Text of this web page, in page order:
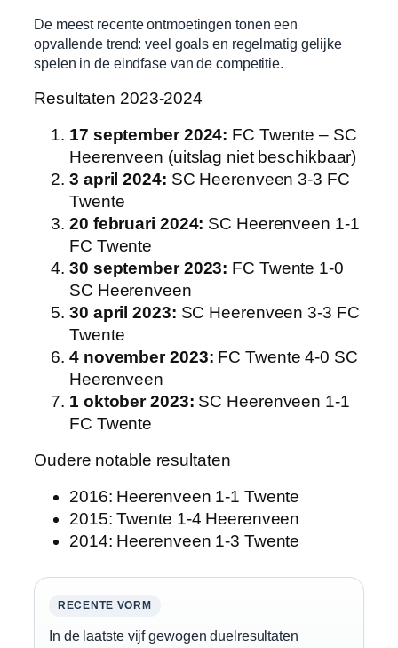
De meest recente ontmoetingen tonen een
opvallende trend: veel goals en regelmatig gelijke
spelen in de eindfase van de competitie.
Resultaten 2023-2024
17 september 2024: FC Twente – SC
Heerenveen (uitslag niet beschikbaar)
3 april 2024: SC Heerenveen 3-3 FC
Twente
20 februari 2024: SC Heerenveen 1-1
FC Twente
30 september 2023: FC Twente 1-0
SC Heerenveen
30 april 2023: SC Heerenveen 3-3 FC
Twente
4 november 2023: FC Twente 4-0 SC
Heerenveen
1 oktober 2023: SC Heerenveen 1-1
FC Twente
Oudere notable resultaten
2016: Heerenveen 1-1 Twente
2015: Twente 1-4 Heerenveen
2014: Heerenveen 1-3 Twente
RECENTE VORM
In de laatste vijf gewogen duelresultaten